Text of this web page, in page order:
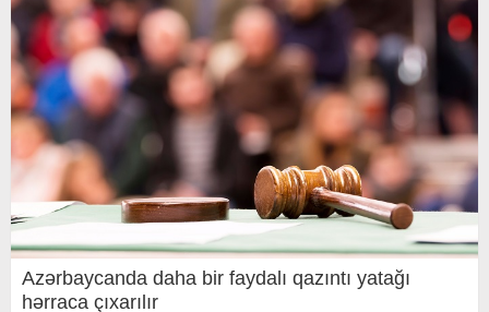
Azərbaycanda daha bir faydalı qazıntı yatağı
hərraca çıxarılır